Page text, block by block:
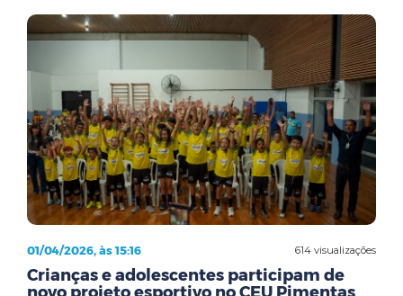
614 visualizações
01/04/2026, às 15:16
Crianças e adolescentes participam de